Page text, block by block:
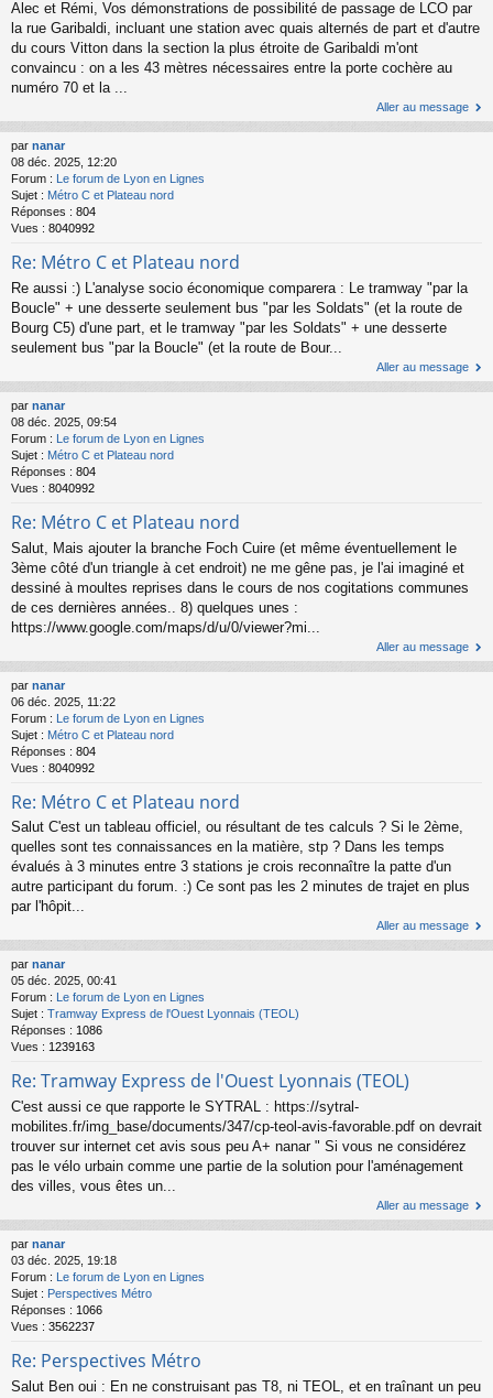
Alec et Rémi, Vos démonstrations de possibilité de passage de LCO par
la rue Garibaldi, incluant une station avec quais alternés de part et d'autre
du cours Vitton dans la section la plus étroite de Garibaldi m'ont
convaincu : on a les 43 mètres nécessaires entre la porte cochère au
numéro 70 et la ...
Aller au message
par nanar
08 déc. 2025, 12:20
Forum : Le forum de Lyon en Lignes
Sujet : Métro C et Plateau nord
Réponses : 804
Vues : 8040992
Re: Métro C et Plateau nord
Re aussi :) L'analyse socio économique comparera : Le tramway "par la
Boucle" + une desserte seulement bus "par les Soldats" (et la route de
Bourg C5) d'une part, et le tramway "par les Soldats" + une desserte
seulement bus "par la Boucle" (et la route de Bour...
Aller au message
par nanar
08 déc. 2025, 09:54
Forum : Le forum de Lyon en Lignes
Sujet : Métro C et Plateau nord
Réponses : 804
Vues : 8040992
Re: Métro C et Plateau nord
Salut, Mais ajouter la branche Foch Cuire (et même éventuellement le
3ème côté d'un triangle à cet endroit) ne me gêne pas, je l'ai imaginé et
dessiné à moultes reprises dans le cours de nos cogitations communes
de ces dernières années.. 8) quelques unes :
https://www.google.com/maps/d/u/0/viewer?mi...
Aller au message
par nanar
06 déc. 2025, 11:22
Forum : Le forum de Lyon en Lignes
Sujet : Métro C et Plateau nord
Réponses : 804
Vues : 8040992
Re: Métro C et Plateau nord
Salut C'est un tableau officiel, ou résultant de tes calculs ? Si le 2ème,
quelles sont tes connaissances en la matière, stp ? Dans les temps
évalués à 3 minutes entre 3 stations je crois reconnaître la patte d'un
autre participant du forum. :) Ce sont pas les 2 minutes de trajet en plus
par l'hôpit...
Aller au message
par nanar
05 déc. 2025, 00:41
Forum :
Le forum de Lyon en Lignes
Sujet : Tramway Express de l'Ouest Lyonnais (TEOL)
Réponses : 1086
Vues : 1239163
Re: Tramway Express de l'Ouest Lyonnais (TEOL)
C'est aussi ce que rapporte le SYTRAL : https://sytral-
mobilites.fr/img_base/documents/347/cp-teol-avis-favorable.pdf on devrait
trouver sur internet cet avis sous peu A+ nanar " Si vous ne considérez
pas le vélo urbain comme une partie de la solution pour l'aménagement
des villes, vous êtes un...
Aller au message
par nanar
03 déc. 2025, 19:18
Forum : Le forum de Lyon en Lignes
Sujet : Perspectives Métro
Réponses : 1066
Vues : 3562237
Re: Perspectives Métro
Salut Ben oui : En ne construisant pas T8, ni TEOL, et en traînant un peu